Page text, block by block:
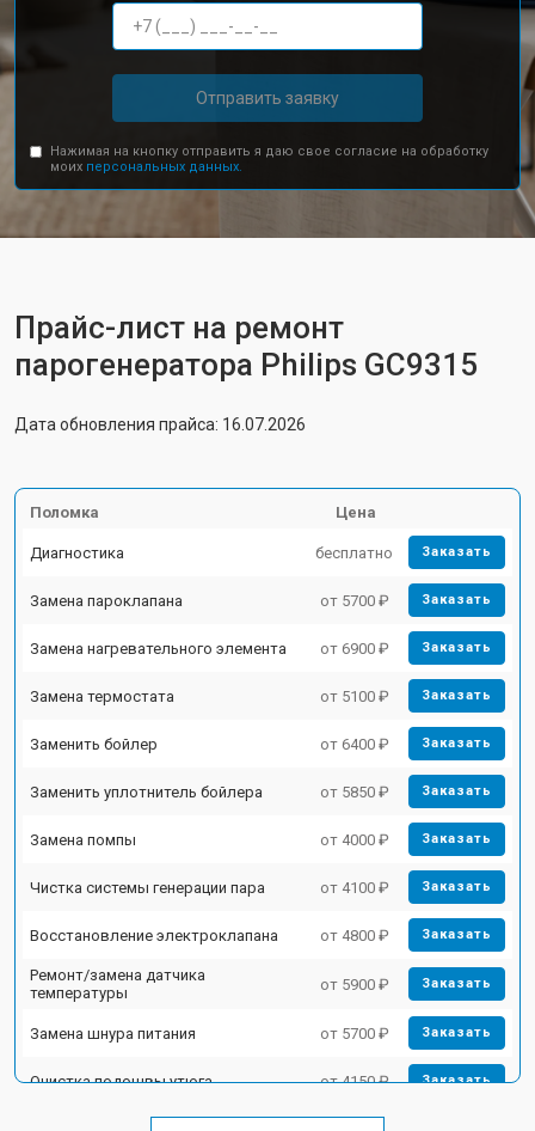
Отправить заявку
Нажимая на кнопку отправить я даю свое согласие на обработку
моих персональных данных.
Прайс-лист на ремонт
парогенератора Philips GC9315
Дата обновления прайса: 16.07.2026
Поломка Цена
Диагностика бесплатно Заказать
Замена пароклапана от 5700 ₽ Заказать
Замена нагревательного элемента от 6900 ₽ Заказать
Замена термостата от 5100 ₽ Заказать
Заменить бойлер от 6400 ₽ Заказать
Заменить уплотнитель бойлера от 5850 ₽ Заказать
Замена помпы от 4000 ₽ Заказать
Чистка системы генерации пара от 4100 ₽ Заказать
Восстановление электроклапана от 4800 ₽ Заказать
Ремонт/замена датчика
температуры
от 5900 ₽ Заказать
Замена шнура питания от 5700 ₽ Заказать
Очистка подошвы утюга от 4150 ₽ Заказать
Корпусный ремонт (замена резинок,